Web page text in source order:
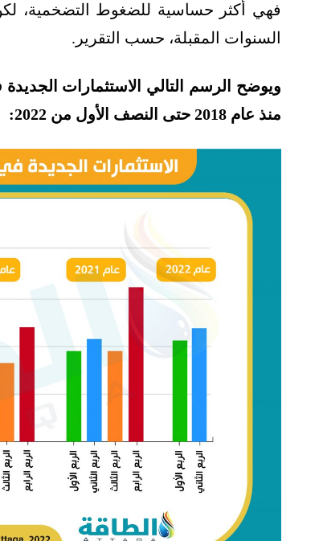
فهي أكثر حساسية للضغوط التضخمية،
السنوات المقبلة، حسب التقرير.
ويوضح الرسم التالي الاستثمارات
منذ عام 2018 حتى النصف الأول من 2022: